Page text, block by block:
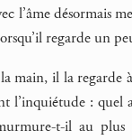
l’âme désormais
regarde un
main, il la regarde
l’inquiétude : quel
t-il au